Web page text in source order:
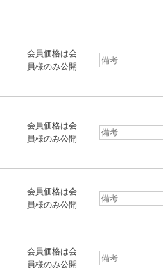
会員価格は会
員様のみ公開
会員価格は会
員様のみ公開
会員価格は会
員様のみ公開
会員価格は会
員様のみ公開